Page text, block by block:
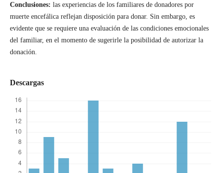
Conclusiones: las experiencias de los familiares de donadores por
muerte encefálica reflejan disposición para donar. Sin embargo, es
evidente que se requiere una evaluación de las condiciones emocionales
del familiar, en el momento de sugerirle la posibilidad de autorizar la
donación.
Descargas